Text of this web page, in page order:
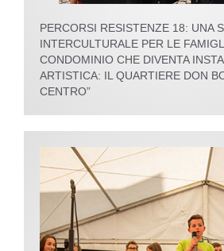
PERCORSI RESISTENZE 18: UNA
INTERCULTURALE PER LE
CONDOMINIO CHE DIVENTA
ARTISTICA: IL QUARTIERE DON
CENTRO”